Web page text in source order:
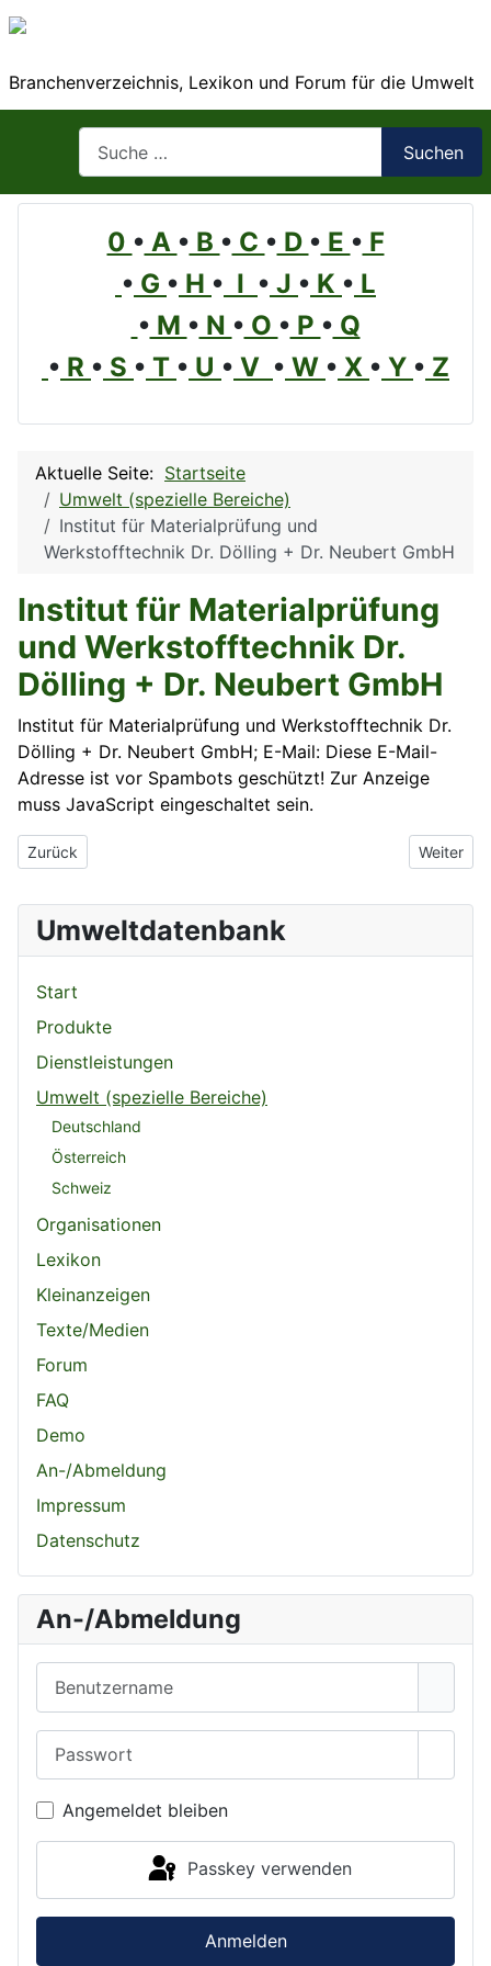
Branchenverzeichnis, Lexikon und Forum für die Umwelt
Suchen
0 • A • B • C • D • E • F
• G • H • I • J • K • L
• M • N • O • P • Q
• R • S • T • U • V • W • X • Y • Z
Aktuelle Seite: Startseite
Umwelt (spezielle Bereiche)
Institut für Materialprüfung und
Werkstofftechnik Dr. Dölling + Dr. Neubert GmbH
Institut für Materialprüfung
und Werkstofftechnik Dr.
Dölling + Dr. Neubert GmbH
Institut für Materialprüfung und Werkstofftechnik Dr.
Dölling + Dr. Neubert GmbH; E-Mail: Diese E-Mail-
Adresse ist vor Spambots geschützt! Zur Anzeige
muss JavaScript eingeschaltet sein.
Vorheriger Beitrag: Institut für Fügetechnik und
Zurück Nächster
Weiter
Umweltdatenbank
Start
Produkte
Dienstleistungen
Umwelt (spezielle Bereiche)
Deutschland
Österreich
Schweiz
Organisationen
Lexikon
Kleinanzeigen
Texte/Medien
Forum
FAQ
Demo
An-/Abmeldung
Impressum
Datenschutz
An-/Abmeldung
Angemeldet bleiben
Passkey verwenden
Anmelden